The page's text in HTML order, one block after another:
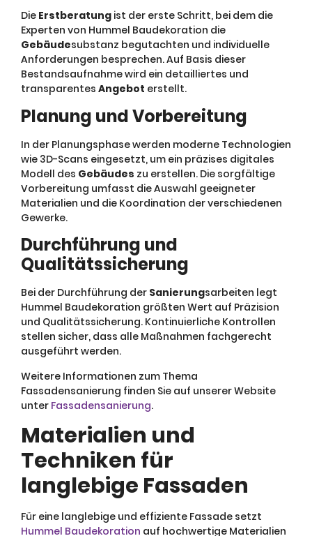
Die Erstberatung ist der erste Schritt, bei dem die
Experten von Hummel Baudekoration die
Gebäudesubstanz begutachten und individuelle
Anforderungen besprechen. Auf Basis dieser
Bestandsaufnahme wird ein detailliertes und
transparentes Angebot erstellt.
Planung und Vorbereitung
In der Planungsphase werden moderne Technologien
wie 3D-Scans eingesetzt, um ein präzises digitales
Modell des Gebäudes zu erstellen. Die sorgfältige
Vorbereitung umfasst die Auswahl geeigneter
Materialien und die Koordination der verschiedenen
Gewerke.
Durchführung und
Qualitätssicherung
Bei der Durchführung der Sanierungsarbeiten legt
Hummel Baudekoration größten Wert auf Präzision
und Qualitätssicherung. Kontinuierliche Kontrollen
stellen sicher, dass alle Maßnahmen fachgerecht
ausgeführt werden.
Weitere Informationen zum Thema
Fassadensanierung finden Sie auf unserer Website
unter Fassadensanierung.
Materialien und
Techniken für
langlebige Fassaden
Für eine langlebige und effiziente Fassade setzt
Hummel Baudekoration auf hochwertige Materialien